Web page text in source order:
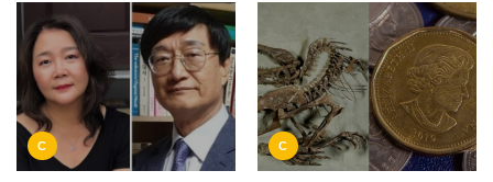
C C